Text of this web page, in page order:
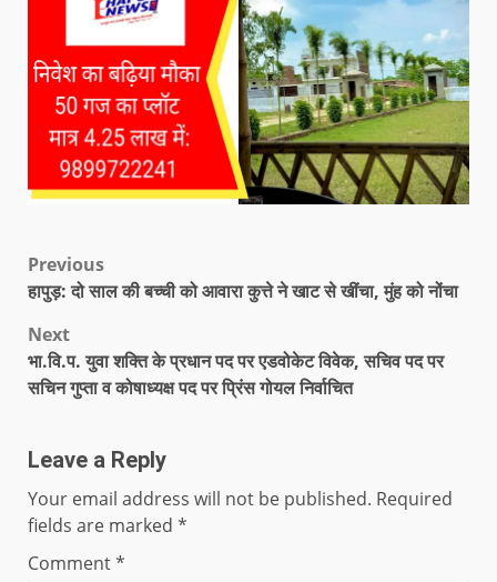
Previous
हापुड़: दो साल की बच्ची को आवारा कुत्ते ने खाट से खींचा, मुंह को नोंचा
Next
भा.वि.प. युवा शक्ति के प्रधान पद पर एडवोकेट विवेक, सचिव पद पर
सचिन गुप्ता व कोषाध्यक्ष पद पर प्रिंस गोयल निर्वाचित
Leave a Reply
Your email address will not be published. Required
fields are marked *
Comment*